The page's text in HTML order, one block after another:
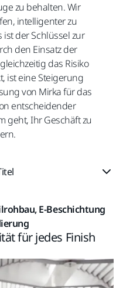
zu behalten. Wir
intelligenter zu
ist der Schlüssel zur
den Einsatz der
das Risiko
ist eine Steigerung
von Mirka für das
entscheidender
geht, Ihr Geschäft zu
E-Beschichtung
für jedes Finish